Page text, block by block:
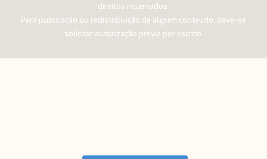
direitos reservados.
Para publicação ou redistribuição de algum conteúdo, deve-se
solicitar autorização prévia por escrito.